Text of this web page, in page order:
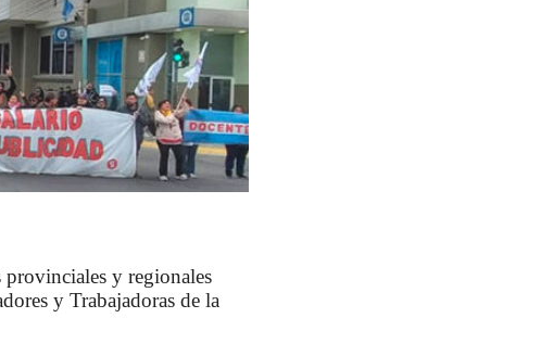
provinciales y regionales
y Trabajadoras de la